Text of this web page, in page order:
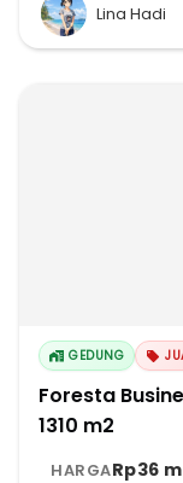
Lina Hadi
GEDUNG
Foresta
1310 m2
HARGARp36